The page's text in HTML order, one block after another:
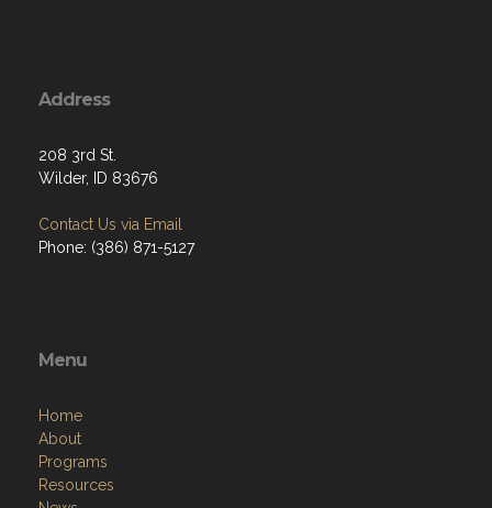
Address
208 3rd St.
Wilder, ID 83676
Contact Us via Email
Phone: (386) 871-5127
Menu
Home
About
Programs
Resources